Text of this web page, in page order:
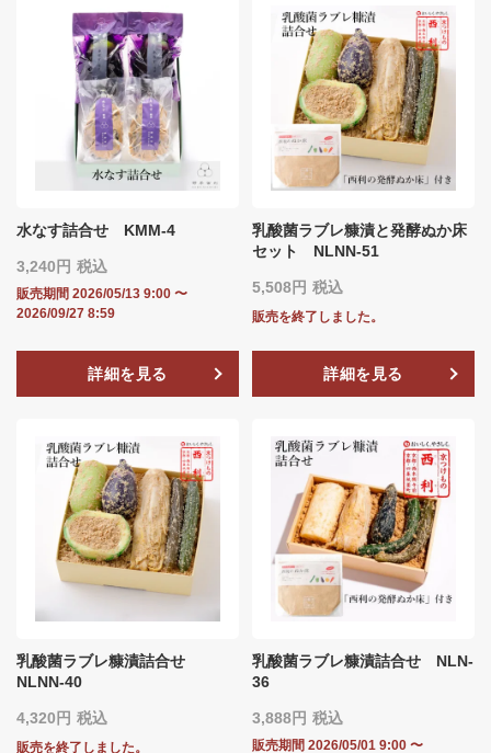
水なす詰合せ KMM-4
3,240 税込
販売期間 2026/05/13 9:00 〜
2026/09/27 8:59
詳細を見る
乳酸菌ラブレ糠漬と発酵ぬか床
セット NLNN‐51
5,508 税込
販売を終了しました。
詳細を見る
乳酸菌ラブレ糠漬詰合せ
NLNN‐40
4,320 税込
販売を終了しました。
乳酸菌ラブレ糠漬詰合せ NLN‐
36
3,888 税込
販売期間 2026/05/01 9:00 〜